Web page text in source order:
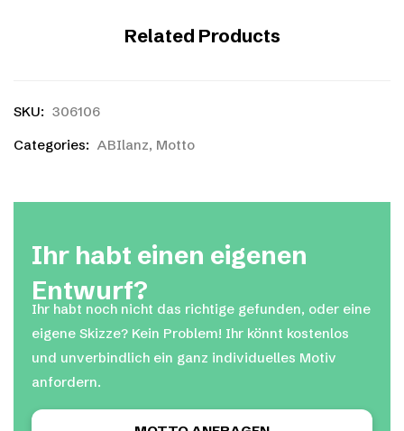
Related Products
SKU: 306106
Categories: ABIlanz, Motto
Ihr habt einen eigenen
Entwurf?
Ihr habt noch nicht das richtige gefunden, oder eine
eigene Skizze? Kein Problem! Ihr könnt kostenlos
und unverbindlich ein ganz individuelles Motiv
anfordern.